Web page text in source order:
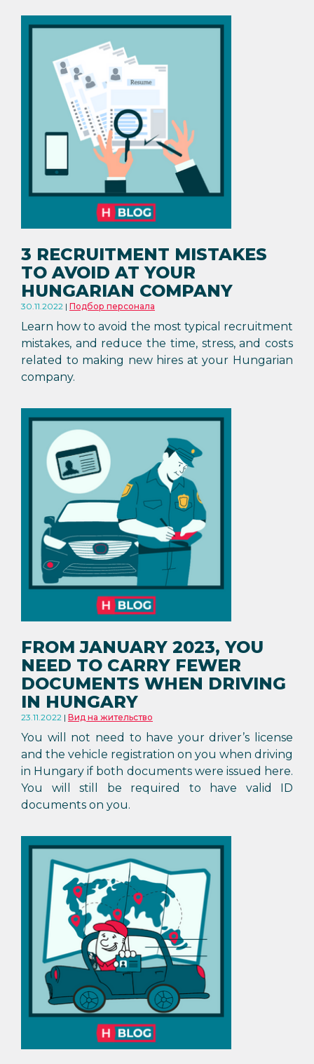
3 RECRUITMENT MISTAKES
TO AVOID AT YOUR
HUNGARIAN COMPANY
30.11.2022 Подбор персонала
Learn how to avoid the most typical recruitment
mistakes, and reduce the time, stress, and costs
related to making new hires at your Hungarian
company.
FROM JANUARY 2023, YOU
NEED TO CARRY FEWER
DOCUMENTS WHEN DRIVING
IN HUNGARY
23.11.2022 Вид на жительство
You will not need to have your driver’s license
and the vehicle registration on you when driving
in Hungary if both documents were issued here.
You will still be required to have valid ID
documents on you.